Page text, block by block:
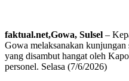
faktual.net,Gowa, Sulsel –
Gowa melaksanakan
yang disambut hangat oleh
personel. Selasa (7/6/2026)